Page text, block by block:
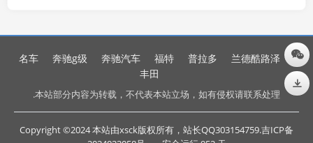
名车 奔驰g级 奔驰汽车 福特 普拉多
兰德酷路泽
丰田
.本站部分内容为转载，不代表本站立场，如有侵权请联系处理
Copyright ©2024 本站由xsck版权所有，站长QQ303154759.吉ICP备